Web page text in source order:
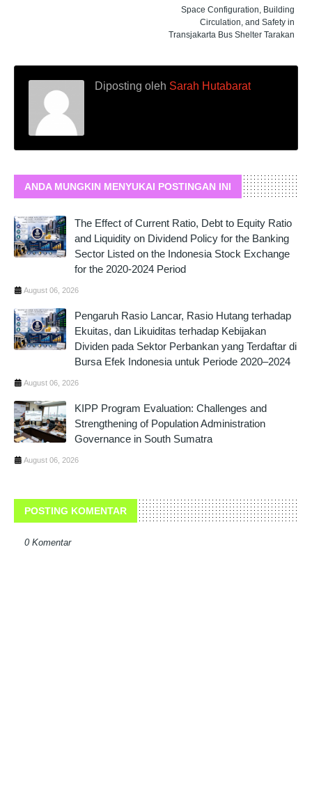
Space Configuration, Building
Circulation, and Safety in
Transjakarta Bus Shelter Tarakan
Diposting oleh Sarah Hutabarat
ANDA MUNGKIN MENYUKAI POSTINGAN INI
The Effect of Current Ratio, Debt to Equity Ratio
and Liquidity on Dividend Policy for the Banking
Sector Listed on the Indonesia Stock Exchange
for the 2020-2024 Period
August 06, 2026
Pengaruh Rasio Lancar, Rasio Hutang terhadap
Ekuitas, dan Likuiditas terhadap Kebijakan
Dividen pada Sektor Perbankan yang Terdaftar di
Bursa Efek Indonesia untuk Periode 2020–2024
August 06, 2026
KIPP Program Evaluation: Challenges and
Strengthening of Population Administration
Governance in South Sumatra
August 06, 2026
POSTING KOMENTAR
0 Komentar